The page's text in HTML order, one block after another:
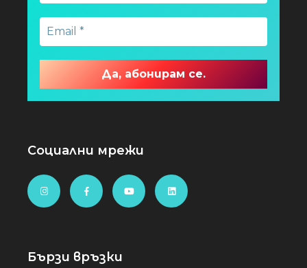
Социални мрежи
Бързи връзки